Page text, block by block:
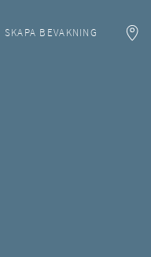
SKAPA BEVAKNING